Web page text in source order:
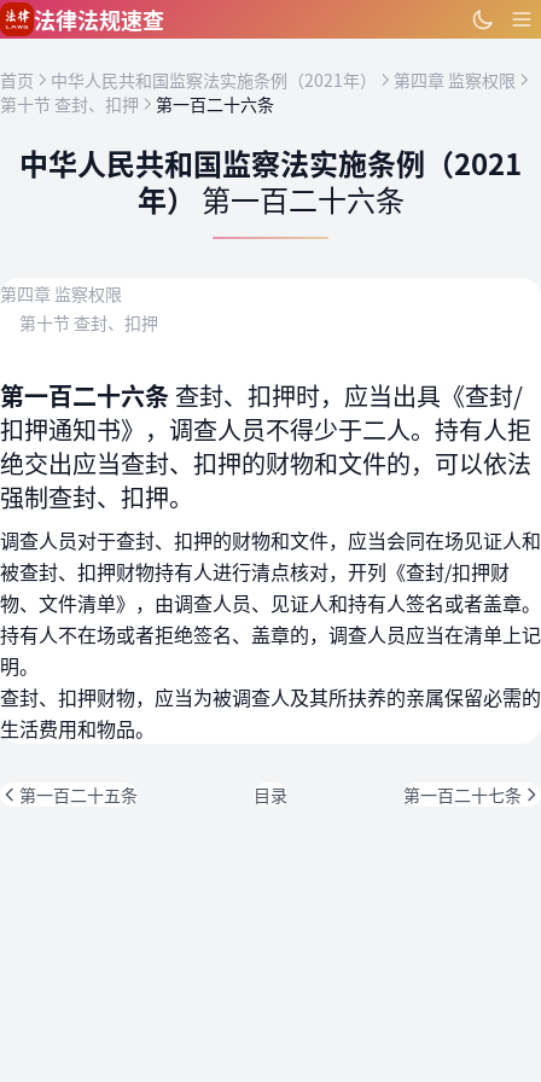
跳到主要内容
法律法规速查
首页 中华人民共和国监察法实施条例（2021年）
第四章 监察权限
第十节 查封、扣押
第一百二十六条
中华人民共和国监察法实施条例（2021
年） 第一百二十六条
第四章 监察权限
第十节 查封、扣押
第一百二十六条 查封、扣押时，应当出具《查封/
扣押通知书》，调查人员不得少于二人。持有人拒
绝交出应当查封、扣押的财物和文件的，可以依法
强制查封、扣押。
调查人员对于查封、扣押的财物和文件，应当会同在场见证人和
被查封、扣押财物持有人进行清点核对，开列《查封/扣押财
物、文件清单》，由调查人员、见证人和持有人签名或者盖章。
持有人不在场或者拒绝签名、盖章的，调查人员应当在清单上记
明。
查封、扣押财物，应当为被调查人及其所扶养的亲属保留必需的
生活费用和物品。
第一百二十五条 目录 第一百二十七条